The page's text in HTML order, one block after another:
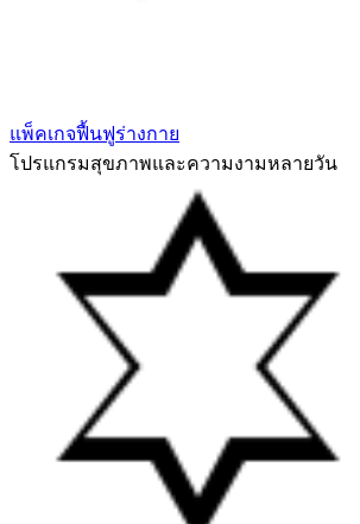
แพ็คเกจฟื้นฟูร่างกาย
โปรแกรมสุขภาพและความงามหลายวัน